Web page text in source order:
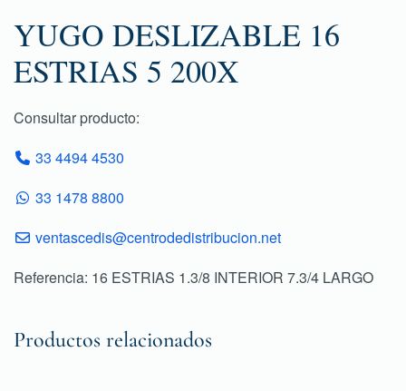
YUGO DESLIZABLE 16
ESTRIAS 5 200X
Consultar producto:
33 4494 4530
33 1478 8800
ventascedis@centrodedistribucion.net
Referencia: 16 ESTRIAS 1.3/8 INTERIOR 7.3/4 LARGO
Productos relacionados